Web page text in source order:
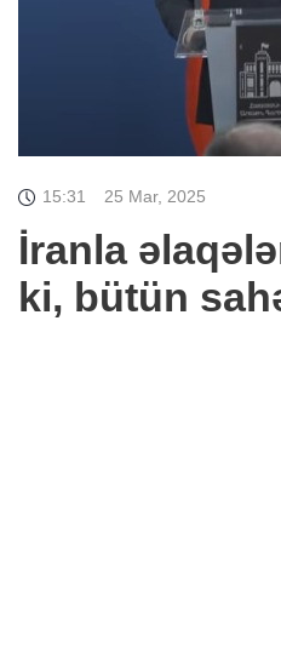
15:31 25 Mar, 2025
İranla
ki, bütün